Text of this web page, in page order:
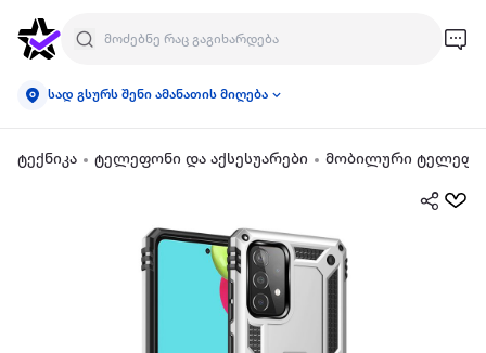
სად გსურს შენი ამანათის მიღება
ტექნიკა ტელეფონი და აქსესუარები მობილური